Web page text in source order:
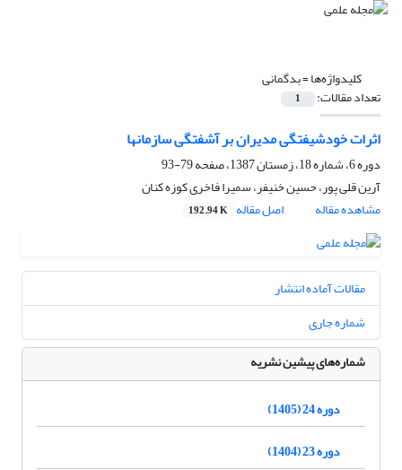
کلیدواژه‌ها =بدگمانی
تعداد مقالات: 1
اثرات خودشیفتگی مدیران بر آشفتگی سازمانها
دوره 6، شماره 18، زمستان 1387، صفحه
79-93
آرین قلی پور، حسین خنیفر، سمیرا فاخری کوزه کنان
مشاهده مقاله
اصل مقاله 192.94 K
مقالات آماده انتشار
شماره جاری
شماره‌های پیشین نشریه
دوره 24 (1405)
دوره 23 (1404)